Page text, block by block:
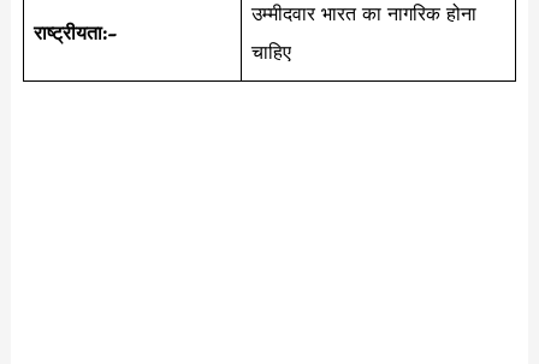
राष्ट्रीयता:-
उम्मीदवार भारत का नागरिक होना
चाहिए